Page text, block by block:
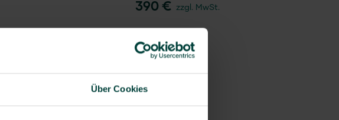
Über Cookies
390 € zzgl. MwSt.